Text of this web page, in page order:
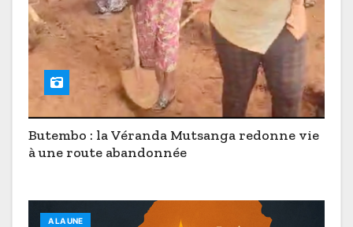
Butembo : la Véranda Mutsanga redonne vie
à une route abandonnée
A LA UNE